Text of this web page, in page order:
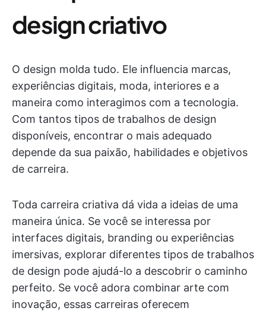
design criativo
O design molda tudo. Ele influencia marcas,
experiências digitais, moda, interiores e a
maneira como interagimos com a tecnologia.
Com tantos tipos de trabalhos de design
disponíveis, encontrar o mais adequado
depende da sua paixão, habilidades e objetivos
de carreira.
Toda carreira criativa dá vida a ideias de uma
maneira única. Se você se interessa por
interfaces digitais, branding ou experiências
imersivas, explorar diferentes tipos de trabalhos
de design pode ajudá-lo a descobrir o caminho
perfeito. Se você adora combinar arte com
inovação, essas carreiras oferecem